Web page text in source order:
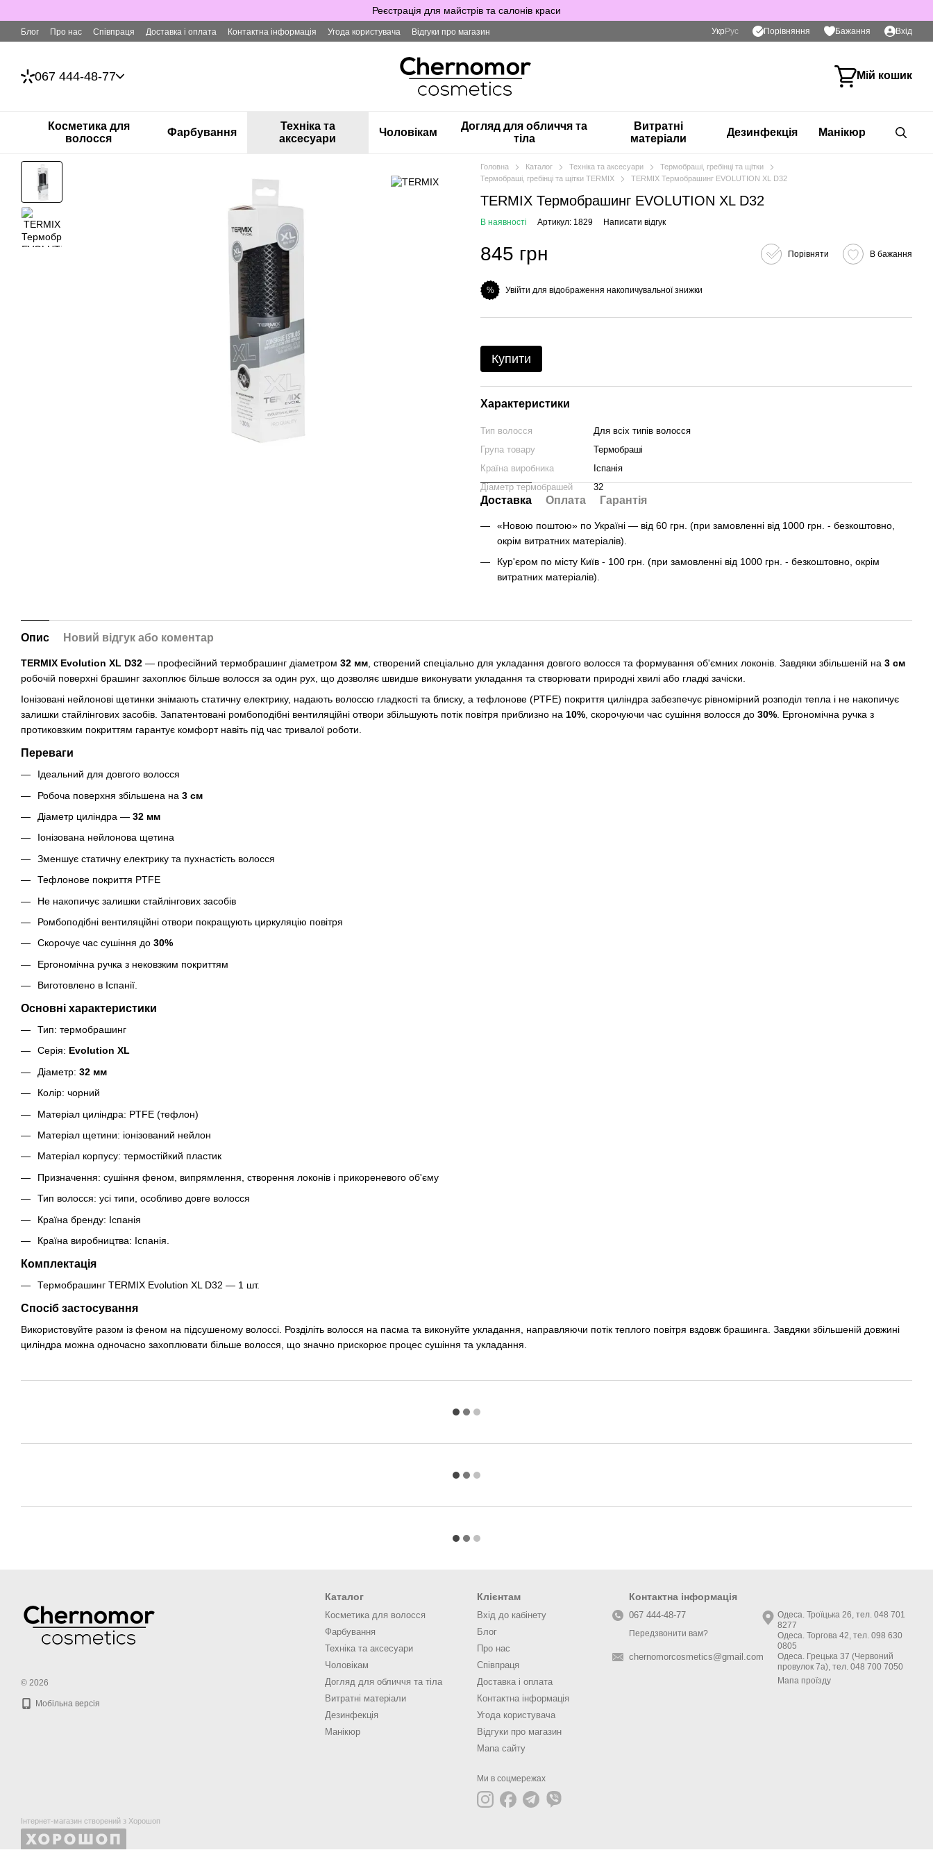
Реєстрація для майстрів та салонів краси
Блог Про нас Співпраця Доставка і оплата Контактна інформація Угода користувача Відгуки про магазин Укр Рус Порівняння Бажання Вхід
067 444-48-77 Мій кошик
Косметика для
волосся
Фарбування
Техніка та
аксесуари
Чоловікам
Догляд для обличчя та
тіла
Витратні
матеріали
Дезинфекція Манікюр
Головна Каталог Техніка та аксесуари
Термобраші, гребінці та щітки
Термобраші, гребінці та щітки TERMIX
TERMIX Термобрашинг EVOLUTION XL D32
TERMIX Термобрашинг EVOLUTION XL D32
В наявності Артикул: 1829 Написати відгук
845 грн Порівняти В бажання
% Увійти для відображення накопичувальної знижки
Купити
Характеристики
Тип волосся
Для всіх типів волосся
Група товару
Термобраші
Країна виробника
Іспанія
Діаметр термобрашей
32
Доставка Оплата Гарантія
«Новою поштою» по Україні — від 60 грн. (при замовленні від 1000 грн. - безкоштовно,
окрім витратних матеріалів).
Кур'єром по місту Київ - 100 грн. (при замовленні від 1000 грн. - безкоштовно, окрім
витратних матеріалів).
Опис Новий відгук або коментар
TERMIX Evolution XL D32 — професійний термобрашинг діаметром 32 мм , створений спеціально для укладання довгого волосся та формування об'ємних локонів. Завдяки збільшеній на 3 см
робочій поверхні брашинг захоплює більше волосся за один рух, що дозволяє швидше виконувати укладання та створювати природні хвилі або гладкі зачіски.
Іонізовані нейлонові щетинки знімають статичну електрику, надають волоссю гладкості та блиску, а тефлонове (PTFE) покриття циліндра забезпечує рівномірний розподіл тепла і не накопичує
залишки стайлінгових засобів. Запатентовані ромбоподібні вентиляційні отвори збільшують потік повітря приблизно на 10% , скорочуючи час сушіння волосся до 30% . Ергономічна ручка з
протиковзким покриттям гарантує комфорт навіть під час тривалої роботи.
Переваги
Ідеальний для довгого волосся
Робоча поверхня збільшена на 3 см
Діаметр циліндра — 32 мм
Іонізована нейлонова щетина
Зменшує статичну електрику та пухнастість волосся
Тефлонове покриття PTFE
Не накопичує залишки стайлінгових засобів
Ромбоподібні вентиляційні отвори покращують циркуляцію повітря
Скорочує час сушіння до 30%
Ергономічна ручка з нековзким покриттям
Виготовлено в Іспанії.
Основні характеристики
Тип: термобрашинг
Серія: Evolution XL
Діаметр: 32 мм
Колір: чорний
Матеріал циліндра: PTFE (тефлон)
Матеріал щетини: іонізований нейлон
Матеріал корпусу: термостійкий пластик
Призначення: сушіння феном, випрямлення, створення локонів і прикореневого об'єму
Тип волосся: усі типи, особливо довге волосся
Країна бренду: Іспанія
Країна виробництва: Іспанія.
Комплектація
Термобрашинг TERMIX Evolution XL D32 — 1 шт.
Спосіб застосування
Використовуйте разом із феном на підсушеному волоссі. Розділіть волосся на пасма та виконуйте укладання, направляючи потік теплого повітря вздовж брашинга. Завдяки збільшеній довжині
циліндра можна одночасно захоплювати більше волосся, що значно прискорює процес сушіння та укладання.
© 2026
Мобільна версія
Інтернет-магазин створений з Хорошоп
Каталог
Косметика для волосся
Фарбування
Техніка та аксесуари
Чоловікам
Догляд для обличчя та тіла
Витратні матеріали
Дезинфекція
Манікюр
Клієнтам
Вхід до кабінету
Блог
Про нас
Співпраця
Доставка і оплата
Контактна інформація
Угода користувача
Відгуки про магазин
Мапа сайту
Ми в соцмережах
Контактна інформація
067 444-48-77
Передзвонити вам?
chernomorcosmetics@gmail.com
Одеса. Троїцька 26, тел. 048 701
8277
Одеса. Торгова 42, тел. 098 630
0805
Одеса. Грецька 37 (Червоний
провулок 7а), тел. 048 700 7050
Мапа проїзду